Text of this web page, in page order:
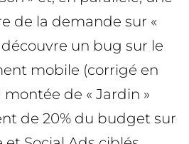
de la demande sur «
découvre un bug sur le
mobile (corrigé en
de « Jardin »
de 20% du budget sur